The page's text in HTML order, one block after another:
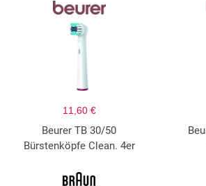
11,60 €
Beurer TB 30/50
Bürstenköpfe Clean. 4er